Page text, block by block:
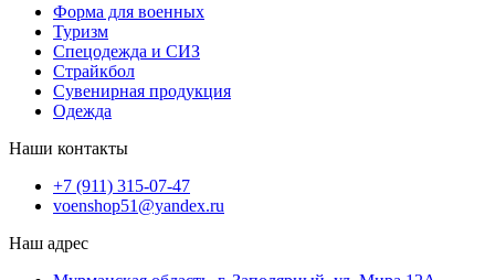
Форма для военных
Туризм
Спецодежда и СИЗ
Страйкбол
Сувенирная продукция
Одежда
Наши контакты
+7 (911) 315-07-47
voenshop51@yandex.ru
Наш адрес